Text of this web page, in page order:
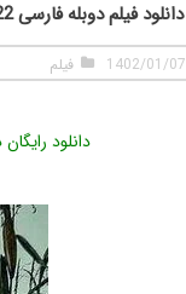
دانلود فیلم دوبله فارسی 1922 2017
1402/01/07 فیلم
دانلود